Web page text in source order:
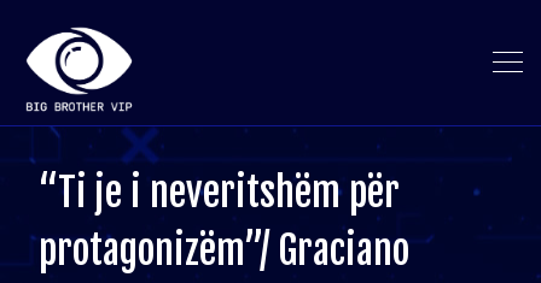
“Ti je i neveritshëm për
protagonizëm”/ Graciano